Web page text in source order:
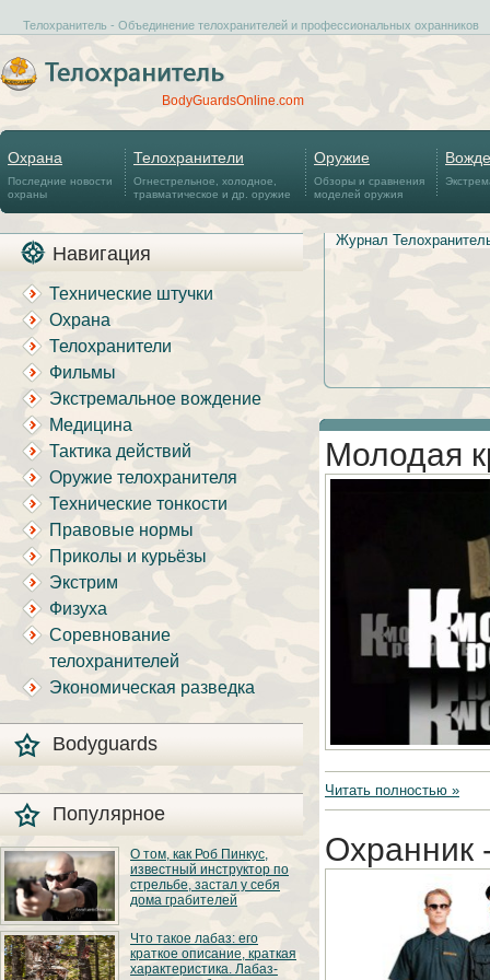
Телохранитель - Объединение телохранителей и профессиональных охранников
BodyGuardsOnline.com
Охрана
Последние новости
охраны
Телохранители
Огнестрельное, холодное,
травматическое и др. оружие
Оружие
Обзоры и сравнения
моделей оружия
Навигация
Технические штучки
Охрана
Телохранители
Фильмы
Экстремальное вождение
Медицина
Тактика действий
Оружие телохранителя
Технические тонкости
Правовые нормы
Приколы и курьёзы
Экстрим
Физуха
Соревнование
телохранителей
Экономическая разведка
Bodyguards
Популярное
О том, как Роб Пинкус,
известный инструктор по
стрельбе, застал у себя
дома грабителей
Вот вы всё говорите:
«В США круто, там
можно любого
постороннего в своём
Что такое лабаз: его
краткое описание, краткая
характеристика. Лабаз-
Журнал
Молодая
Читать полностью »
Охранник